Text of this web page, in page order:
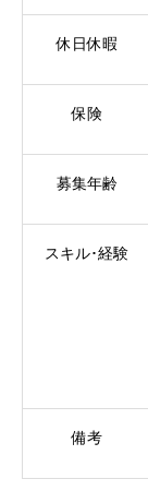
休日休暇
保険
募集年齢
スキル･経験
備考